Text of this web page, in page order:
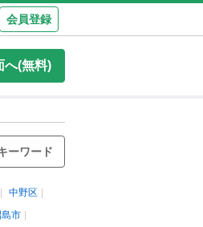
会員登録
へ(無料)
ーワード
中野区
市